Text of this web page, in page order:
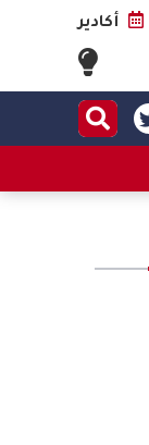
أكادير